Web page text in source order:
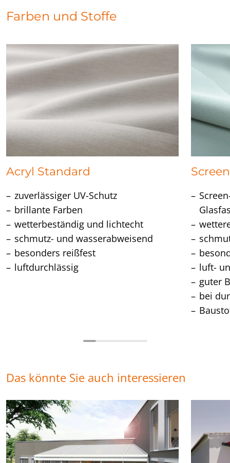
Farben und Stoffe
Acryl Standard
zuverlässiger UV-Schutz
brillante Farben
wetterbeständig und lichtecht
schmutz- und wasserabweisend
besonders reißfest
luftdurchlässig
Screen
luft-
guter
bei
Das könnte Sie auch interessieren